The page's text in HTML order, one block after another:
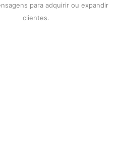
para adquirir ou expandir
clientes.